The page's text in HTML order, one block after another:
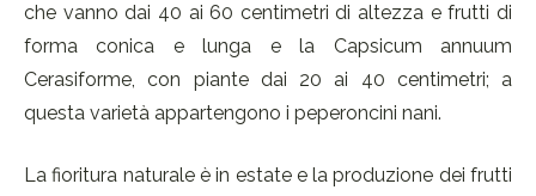
che vanno dai 40 ai 60 centimetri di altezza e frutti di
forma conica e lunga e la Capsicum annuum
Cerasiforme, con piante dai 20 ai 40 centimetri; a
questa varietà appartengono i peperoncini nani.
La fioritura naturale è in estate e la produzione dei frutti